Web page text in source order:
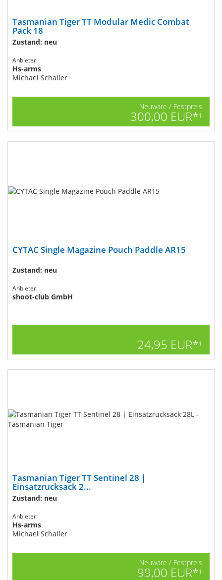
Tasmanian Tiger TT Modular Medic Combat
Pack 18
Zustand: neu
Anbieter:
Hs-arms
Michael Schaller
Neuware / Festpreis
300,00 EUR*1
CYTAC Single Magazine Pouch Paddle AR15
Zustand: neu
Anbieter:
shoot-club GmbH
24,95 EUR*1
Tasmanian Tiger TT Sentinel 28 |
Einsatzrucksack 2...
Zustand: neu
Anbieter:
Hs-arms
Michael Schaller
Neuware / Festpreis
99,00 EUR*1